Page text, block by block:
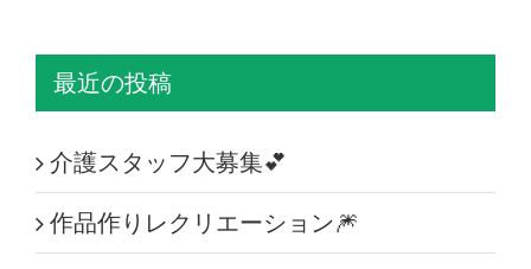
最近の投稿
介護スタッフ大募集💕
作品作りレクリエーション🎆